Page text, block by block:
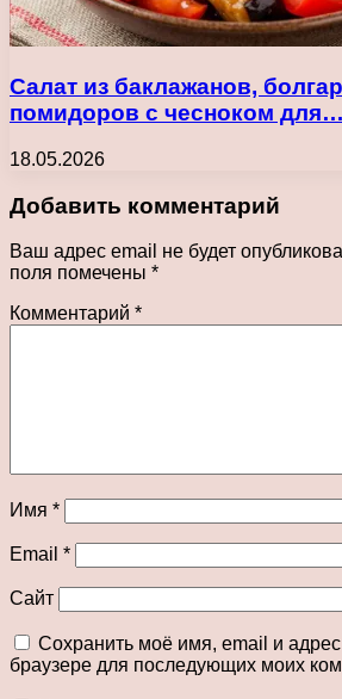
Салат из баклажанов,
помидоров с чесноком для…
18.05.2026
Добавить комментарий
Ваш адрес email не будет
поля помечены *
Комментарий *
Имя *
Email *
Сайт
Сохранить моё имя, email и адрес
браузере для последующих моих